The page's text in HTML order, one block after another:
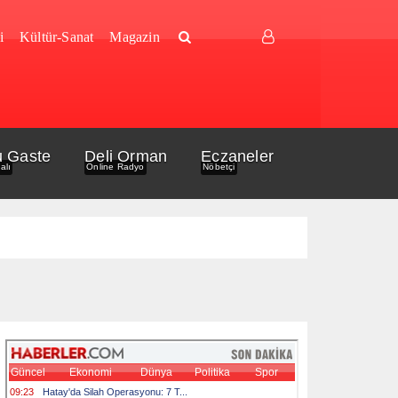
Kültür-Sanat Magazin
Gaste Deli Orman
Online Radyo
Eczaneler
Nöbetçi